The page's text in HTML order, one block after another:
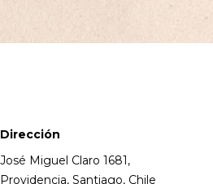
Dirección
José Miguel Claro 1681,
Providencia, Santiago, Chile